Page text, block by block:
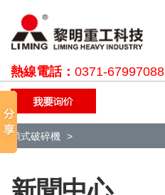
熱線電話： 0371-67997088
顎式破碎機